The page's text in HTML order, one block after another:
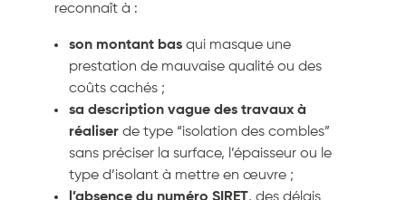
reconnaît à :
son montant bas qui masque une
prestation de mauvaise qualité ou des
coûts cachés ;
sa description vague des travaux à
réaliser de type “isolation des combles”
sans préciser la surface, l’épaisseur ou le
type d’isolant à mettre en œuvre ;